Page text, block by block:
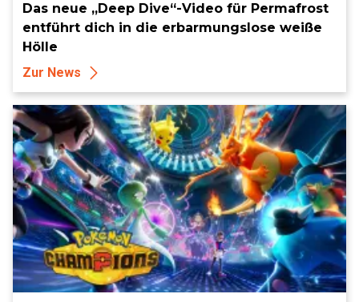
Das neue „Deep Dive“-Video für Permafrost
entführt dich in die erbarmungslose weiße
Hölle
Zur News